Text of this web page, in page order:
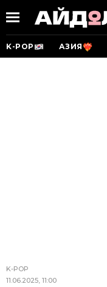
K-POP АЗИЯ
K-POP
11.06.2025, 11:00